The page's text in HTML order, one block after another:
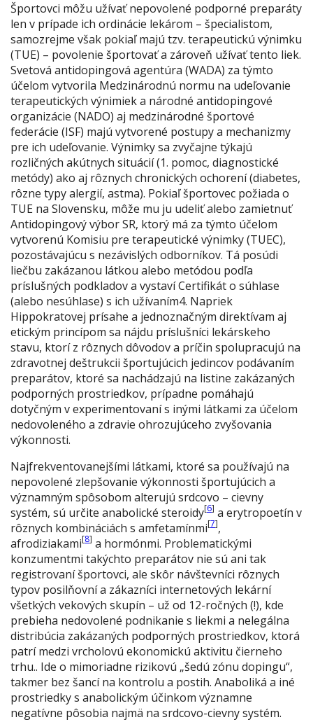
Športovci môžu užívať nepovolené podporné preparáty
len v prípade ich ordinácie lekárom – špecialistom,
samozrejme však pokiaľ majú tzv. terapeutickú výnimku
(TUE) – povolenie športovať a zároveň užívať tento liek.
Svetová antidopingová agentúra (WADA) za týmto
účelom vytvorila Medzinárodnú normu na udeľovanie
terapeutických výnimiek a národné antidopingové
organizácie (NADO) aj medzinárodné športové
federácie (ISF) majú vytvorené postupy a mechanizmy
pre ich udeľovanie. Výnimky sa zvyčajne týkajú
rozličných akútnych situácií (1. pomoc, diagnostické
metódy) ako aj rôznych chronických ochorení (diabetes,
rôzne typy alergií, astma). Pokiaľ športovec požiada o
TUE na Slovensku, môže mu ju udeliť alebo zamietnuť
Antidopingový výbor SR, ktorý má za týmto účelom
vytvorenú Komisiu pre terapeutické výnimky (TUEC),
pozostávajúcu s nezávislých odborníkov. Tá posúdi
liečbu zakázanou látkou alebo metódou podľa
príslušných podkladov a vystaví Certifikát o súhlase
(alebo nesúhlase) s ich užívaním4. Napriek
Hippokratovej prísahe a jednoznačným direktívam aj
etickým princípom sa nájdu príslušníci lekárskeho
stavu, ktorí z rôznych dôvodov a príčin spolupracujú na
zdravotnej deštrukcii športujúcich jedincov podávaním
preparátov, ktoré sa nachádzajú na listine zakázaných
podporných prostriedkov, prípadne pomáhajú
dotyčným v experimentovaní s inými látkami za účelom
nedovoleného a zdravie ohrozujúceho zvyšovania
výkonnosti.
Najfrekventovanejšími látkami, ktoré sa používajú na
nepovolené zlepšovanie výkonnosti športujúcich a
významným spôsobom alterujú srdcovo – cievny
systém, sú určite anabolické steroidy[6] a erytropoetín v
rôznych kombináciách s amfetamínmi[7],
afrodiziakami[8] a hormónmi. Problematickými
konzumentmi takýchto preparátov nie sú ani tak
registrovaní športovci, ale skôr návštevníci rôznych
typov posilňovní a zákazníci internetových lekární
všetkých vekových skupín – už od 12-ročných (!), kde
prebieha nedovolené podnikanie s liekmi a nelegálna
distribúcia zakázaných podporných prostriedkov, ktorá
patrí medzi vrcholovú ekonomickú aktivitu čierneho
trhu.. Ide o mimoriadne rizikovú „šedú zónu dopingu“,
takmer bez šancí na kontrolu a postih. Anaboliká a iné
prostriedky s anabolickým účinkom významne
negatívne pôsobia najmä na srdcovo-cievny systém.